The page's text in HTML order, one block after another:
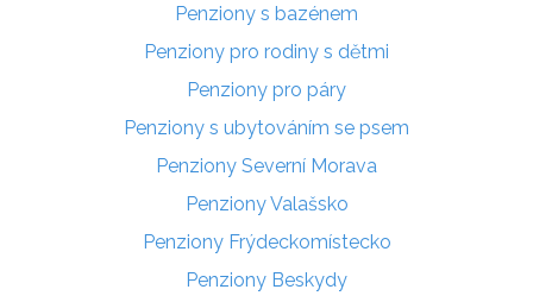
Penziony s bazénem
Penziony pro rodiny s dětmi
Penziony pro páry
Penziony s ubytováním se psem
Penziony Severní Morava
Penziony Valašsko
Penziony Frýdeckomístecko
Penziony Beskydy